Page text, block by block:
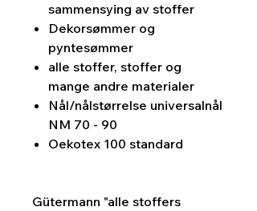
sammensying av stoffer
Dekorsømmer og
pyntesømmer
alle stoffer, stoffer og
mange andre materialer
Nål/nålstørrelse universalnål
NM 70 - 90
Oekotex 100 standard
Gütermann "alle stoffers